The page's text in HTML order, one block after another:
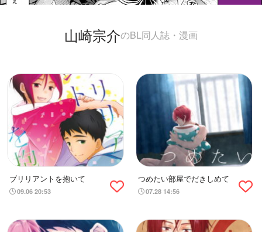
山崎宗介のBL同人誌・漫画
ブリリアントを抱いて
09.06 20:53
つめたい部屋でだきしめて
07.28 14:56